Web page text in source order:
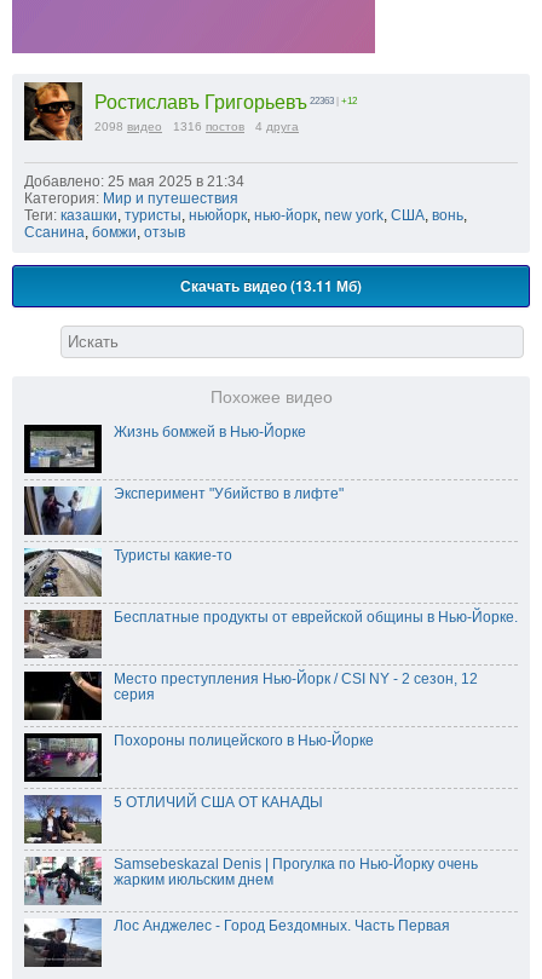
Ростиславъ Григорьевъ 22363 | +12
2098 видео 1316 постов 4 друга
Добавлено: 25 мая 2025 в 21:34
Категория: Мир и путешествия
Теги: казашки туристы ньюйорк нью-йорк new york США вонь
Ссанина бомжи отзыв
Скачать видео (13.11 Мб)
Похожее видео
Жизнь бомжей в Нью-Йорке
Эксперимент "Убийство в лифте"
Туристы какие-то
Бесплатные продукты от еврейской общины в Нью-Йорке.
Место преступления Нью-Йорк / CSI NY - 2 сезон, 12
серия
Похороны полицейского в Нью-Йорке
5 ОТЛИЧИЙ США ОТ КАНАДЫ
Samsebeskazal Denis | Прогулка по Нью-Йорку очень
жарким июльским днем
Лос Анджелес - Город Бездомных. Часть Первая